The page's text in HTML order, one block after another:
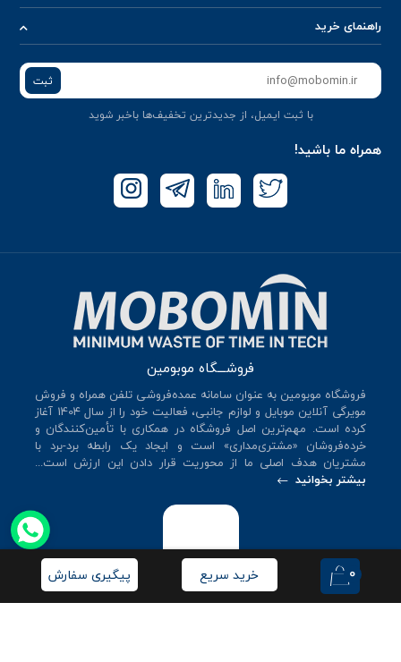
راهنمای خرید
ثبت
با ثبت ایمیل، از جدید‌ترین تخفیف‌ها با‌خبر شوید
همراه ما باشید!
فروشـــگاه موبومین
فروشگاه موبومین به عنوان سامانه عمده‌فروشی تلفن همراه و فروش
مویرگی آنلاین موبایل و لوازم جانبی، فعالیت خود را از سال 140۴ آغاز
کرده است. مهم‌ترین اصل فروشگاه در همکاری با تأمین‌کنندگان و
خرده‌فروشان «مشتری‌مداری» است و ایجاد یک رابطه برد-برد با
مشتریان هدف اصلی ما از محوریت قرار دادن این ارزش است...
بیشتر بخوانید
0 خرید سریع پیگیری سفارش